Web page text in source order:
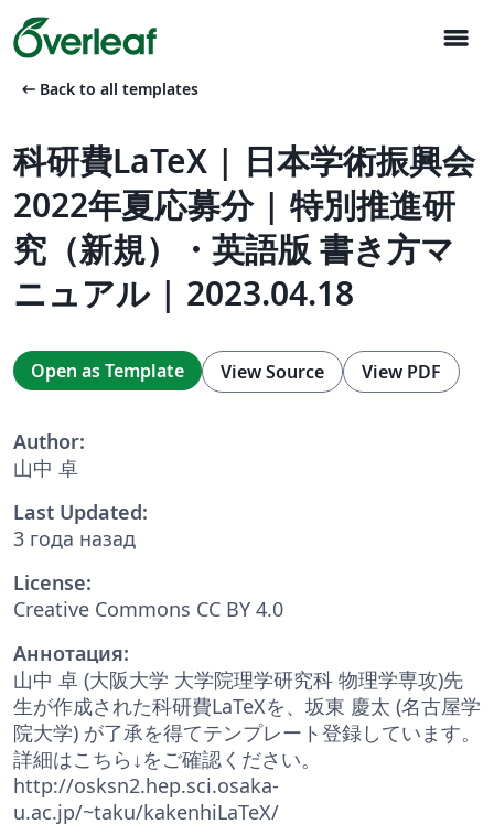
menu
arrow_left_alt Back to all templates
科研費LaTeX | 日本学術振興会
2022年夏応募分 | 特別推進研
究（新規）・英語版 書き方マ
ニュアル | 2023.04.18
Open as Template View Source View PDF
Author:
山中 卓
Last Updated:
3 года назад
License:
Creative Commons CC BY 4.0
Аннотация:
山中 卓 (大阪大学 大学院理学研究科 物理学専攻)先
生が作成された科研費LaTeXを、坂東 慶太 (名古屋学
院大学) が了承を得てテンプレート登録しています。
詳細はこちら↓をご確認ください。
http://osksn2.hep.sci.osaka-
u.ac.jp/~taku/kakenhiLaTeX/